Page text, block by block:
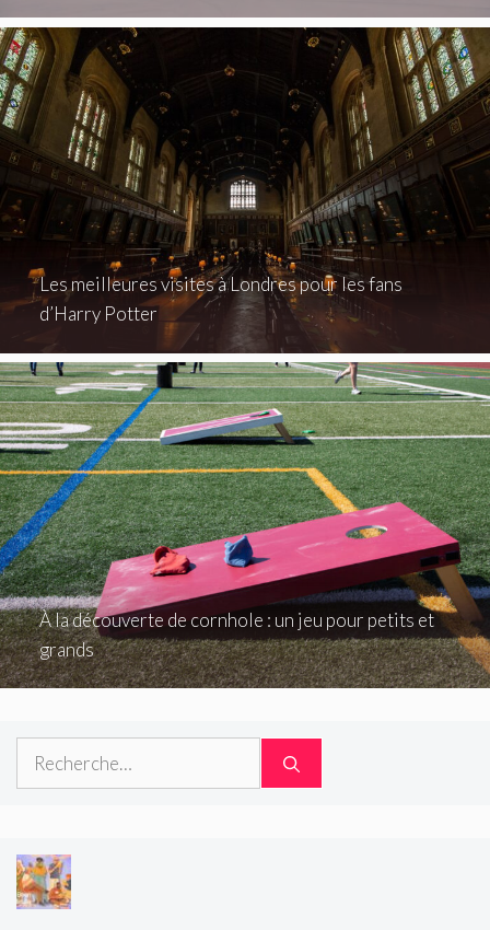
Les meilleures visites à Londres pour les fans
d’Harry Potter
À la découverte de cornhole : un jeu pour petits et
grands
Rechercher :